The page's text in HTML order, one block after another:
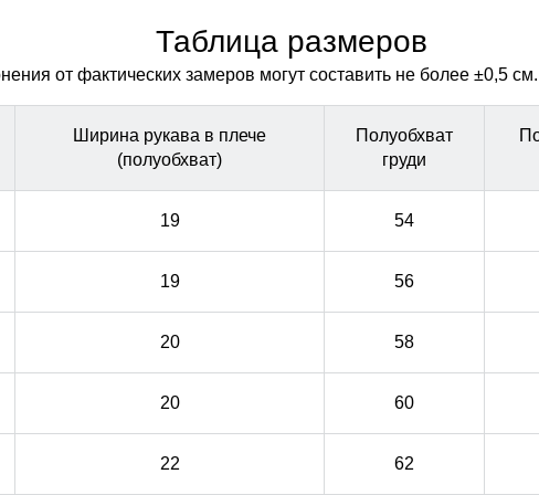
Таблица размеров
от фактических замеров могут составить не более ±0,5
Ширина рукава в плече
(полуобхват)
Полуобхват
груди
19 54
19 56
20 58
20 60
22 62